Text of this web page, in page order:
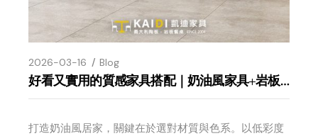
2026-03-16 Blog
好看又實用的質感家具搭配｜奶油風家具+岩板陶板餐桌
打造奶油風居家，關鍵在於選對材質與色系。以低彩度